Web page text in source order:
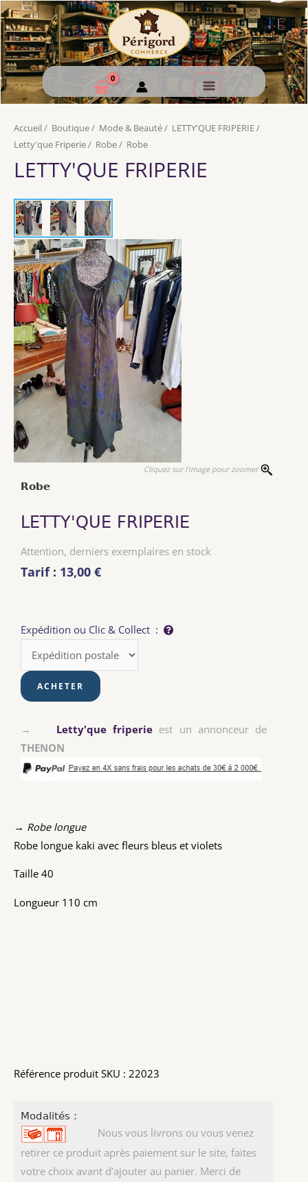
Accueil / Boutique/ Mode & Beauté/ LETTY'QUE FRIPERIE/
Letty'que Friperie/ Robe/ Robe
LETTY'QUE FRIPERIE
Cliquez sur l'image pour zoomer
Robe
LETTY'QUE FRIPERIE
Attention, derniers exemplaires en stock
Tarif : 13,00 €
Expédition ou Clic & Collect :
→ Letty'que friperie est un annonceur de
THENON
→ Robe longue
Robe longue kaki avec fleurs bleus et violets
Taille 40
Longueur 110 cm
Référence produit SKU : 22023
Modalités :
Nous vous livrons ou vous venez
retirer ce produit après paiement sur le site, faites
votre choix avant d’ajouter au panier. Merci de